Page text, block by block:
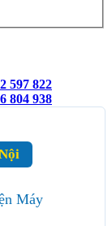
597 822
804 938
Máy